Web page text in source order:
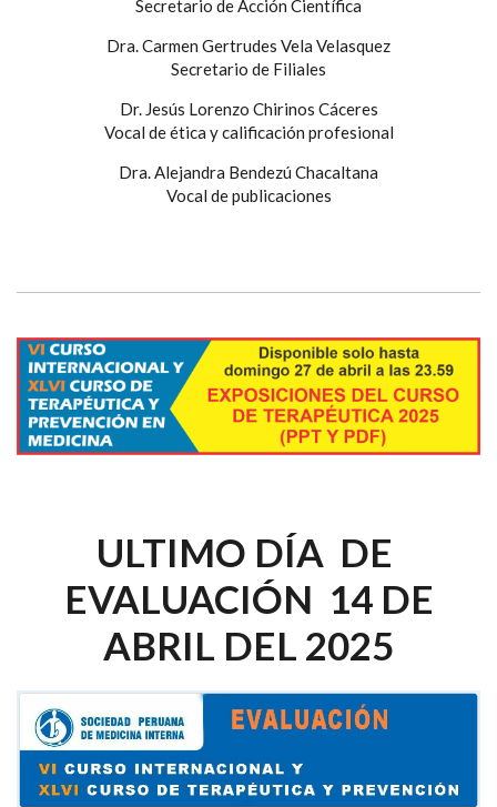
Secretario de Acción Científica
Dra. Carmen Gertrudes Vela Velasquez
Secretario de Filiales
Dr. Jesús Lorenzo Chirinos Cáceres
Vocal de ética y calificación profesional
Dra. Alejandra Bendezú Chacaltana
Vocal de publicaciones
ULTIMO DÍA DE
EVALUACIÓN 14 DE
ABRIL DEL 2025